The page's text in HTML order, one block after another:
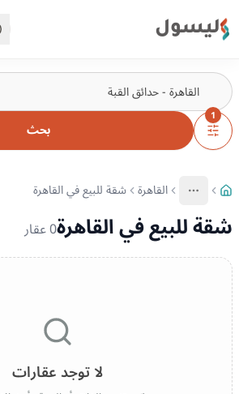
ليسول
1
بحث
More
عرض المزيد من المسارات
القاهرة شقة للبيع في القاهرة
شقة للبيع في القاهرة0عقار
لا توجد عقارات